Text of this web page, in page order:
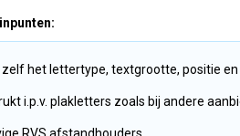
zelf het lettertype, textgrootte, positie
i.p.v. plakletters zoals bij andere